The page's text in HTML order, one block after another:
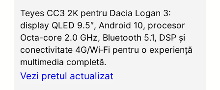
Teyes CC3 2K pentru Dacia Logan 3:
display QLED 9.5″, Android 10, procesor
Octa-core 2.0 GHz, Bluetooth 5.1, DSP și
conectivitate 4G/Wi‑Fi pentru o experiență
multimedia completă.
Vezi pretul actualizat